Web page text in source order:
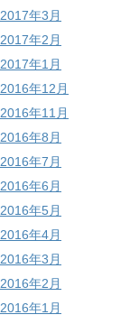
2017年3月
2017年2月
2017年1月
2016年12月
2016年11月
2016年8月
2016年7月
2016年6月
2016年5月
2016年4月
2016年3月
2016年2月
2016年1月